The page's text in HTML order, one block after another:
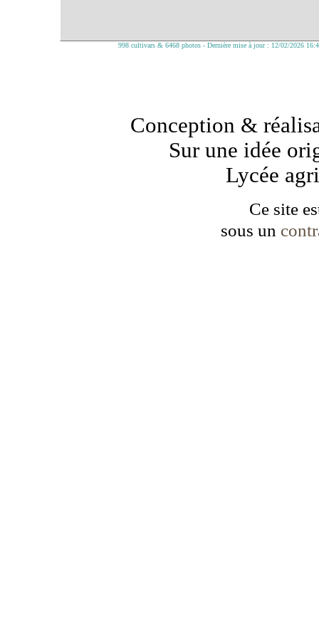
998 cultivars & 6468 photos - Dernière mise à jour : 12/02/2026
Conception &
Sur une idée
Lycée
Ce site
sous un